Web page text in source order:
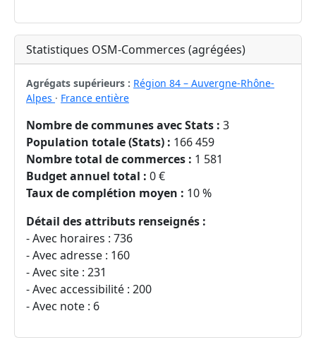
Statistiques OSM-Commerces (agrégées)
Agrégats supérieurs : Région 84 – Auvergne-Rhône-
Alpes · France entière
Nombre de communes avec Stats : 3
Population totale (Stats) : 166 459
Nombre total de commerces : 1 581
Budget annuel total : 0 €
Taux de complétion moyen : 10 %
Détail des attributs renseignés :
- Avec horaires : 736
- Avec adresse : 160
- Avec site : 231
- Avec accessibilité : 200
- Avec note : 6